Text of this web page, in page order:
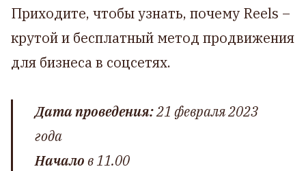
Приходите, чтобы узнать, почему Reels –
крутой и бесплатный метод продвижения
для бизнеса в соцсетях.
Дата проведения:21 февраля 2023
года
Началов 11.00